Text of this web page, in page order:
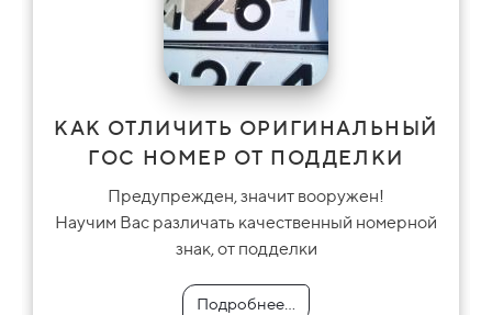
КАК ОТЛИЧИТЬ ОРИГИНАЛЬНЫЙ
ГОС НОМЕР ОТ ПОДДЕЛКИ
Предупрежден, значит вооружен!
Научим Вас различать качественный номерной
знак, от подделки
Подробнее...
Подробнее...
Подробнее...
Подробнее...
Подробнее...